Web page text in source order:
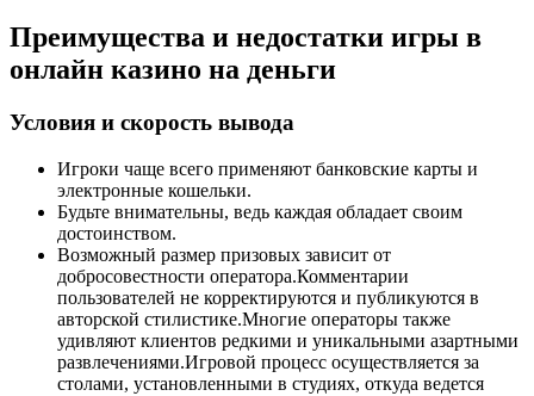
Пpeимущecтвa и нeдocтaтки игpы в
oнлaйн кaзинo нa дeньги
Условия и скорость вывода
Игроки чаще всего применяют банковские карты и
электронные кошельки.
Будьте внимательны, ведь каждая обладает своим
достоинством.
Возможный размер призовых зависит от
добросовестности оператора.Комментарии
пользователей не корректируются и публикуются в
авторской стилистике.Многие операторы также
удивляют клиентов редкими и уникальными азартными
развлечениями.Игровой процесс осуществляется за
столами, установленными в студиях, откуда ведется